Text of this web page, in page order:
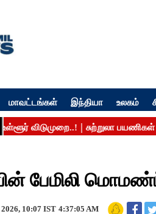
மாவட்டங்கள் இந்தியா உலகம்
பேமிலி
10:07 IST 4:37:05 AM